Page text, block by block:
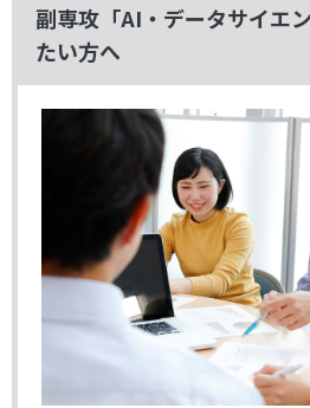
副専攻「AI・データサイエ
たい方へ